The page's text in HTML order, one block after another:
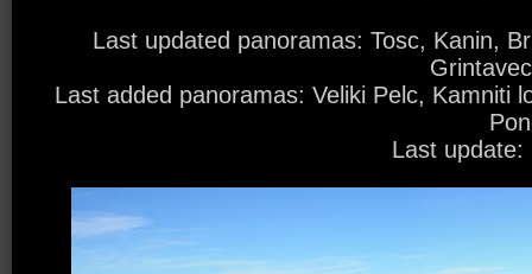
Last updated panoramas: Tosc, Kanin,
Last added panoramas: Veliki Pelc, Kamniti
Last update: